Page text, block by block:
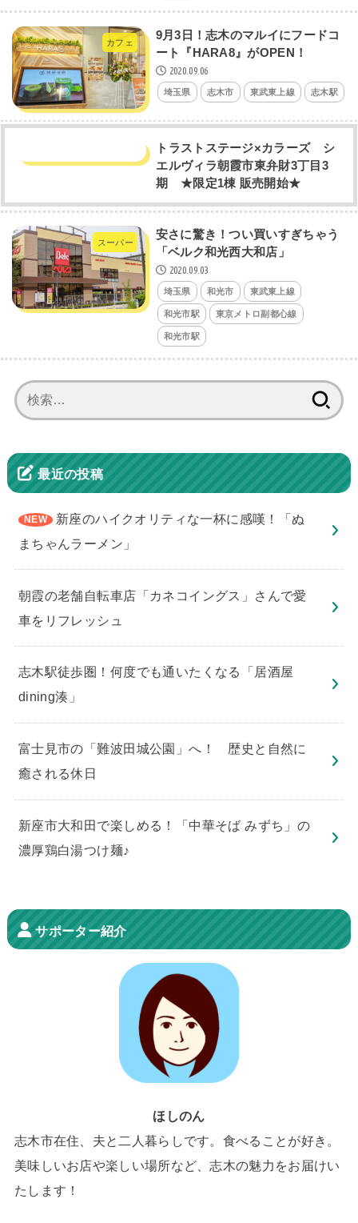
カフェ
9月3日！志木のマルイにフードコ
ート『HARA8』がOPEN！
2020.09.06
埼玉県 志木市 東武東上線 志木駅
トラストステージ×カラーズ シ
エルヴィラ朝霞市東弁財3丁目3
期 ★限定1棟 販売開始★
スーパー
安さに驚き！つい買いすぎちゃう
「ベルク和光西大和店」
2020.09.03
埼玉県 和光市 東武東上線
和光市駅 東京メトロ副都心線
和光市駅
索:
最近の投稿
新座のハイクオリティな一杯に感嘆！「ぬ
まちゃんラーメン」
朝霞の老舗自転車店「カネコイングス」さんで愛
車をリフレッシュ
志木駅徒歩圏！何度でも通いたくなる「居酒屋
dining湊」
​富士見市の「難波田城公園」へ！ 歴史と自然に
癒される休日
新座市大和田で楽しめる！「中華そば みずち」の
濃厚鶏白湯つけ麺♪
サポーター紹介
ほしのん
志木市在住、夫と二人暮らしです。食べることが好き。
美味しいお店や楽しい場所など、志木の魅力をお届けい
たします！